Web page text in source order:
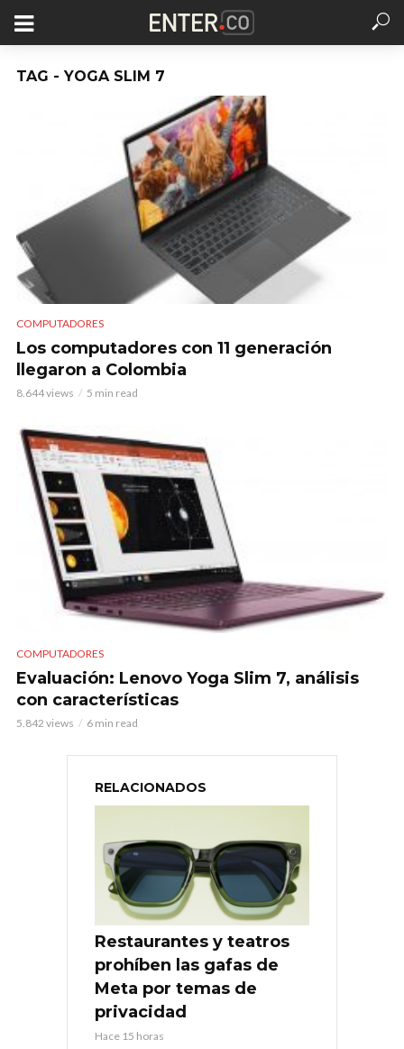
TAG - YOGA SLIM 7
COMPUTADORES
Los computadores con 11 generación
llegaron a Colombia
8.644 views 5 min read
COMPUTADORES
Evaluación: Lenovo Yoga Slim 7, análisis
con características
5.842 views 6 min read
RELACIONADOS
Restaurantes y teatros
prohíben las gafas de
Meta por temas de
privacidad
Hace 15 horas